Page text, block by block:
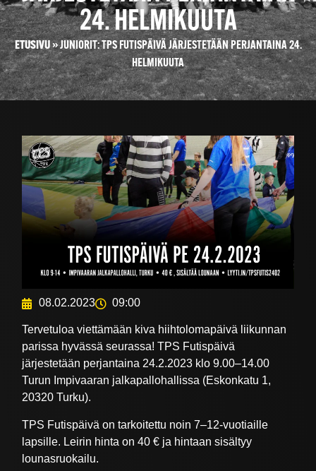
24. HELMIKUUTA
ETUSIVU»JUNIORIT: TPS FUTISPÄIVÄ JÄRJESTETÄÄN PERJANTAINA 24.
HELMIKUUTA
08.02.2023 09:00
Tervetuloa viettämään kiva hiihtolomapäivä liikunnan
parissa hyvässä seurassa! TPS Futispäivä
järjestetään perjantaina 24.2.2023 klo 9.00–14.00
Turun Impivaaran jalkapallohallissa (Eskonkatu 1,
20320 Turku).
TPS Futispäivä on tarkoitettu noin 7–12-vuotiaille
lapsille. Leirin hinta on 40 € ja hintaan sisältyy
lounasruokailu.